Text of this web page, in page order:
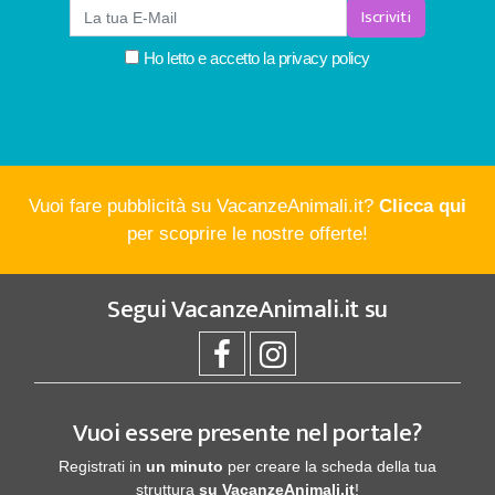
Iscriviti
Ho letto e accetto la privacy policy
Vuoi fare pubblicità su VacanzeAnimali.it? Clicca qui
per scoprire le nostre offerte!
SeguiVacanzeAnimali.itsu
Vuoi essere presente nel portale?
Registrati in un minuto per creare la scheda della tua
struttura su VacanzeAnimali.it!